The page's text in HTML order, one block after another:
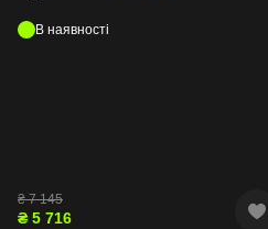
В наявності
₴7 145
₴ 5 716